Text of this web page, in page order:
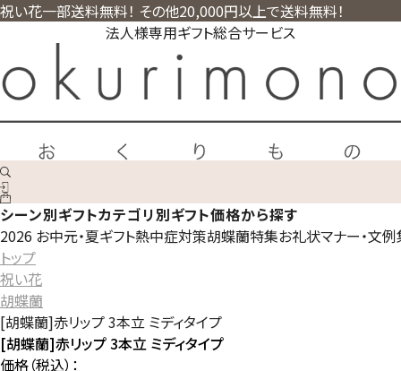
祝い花一部送料無料！ その他20,000円以上で送料無料！
法人様専用ギフト総合サービス
シーン別ギフトカテゴリ別ギフト価格から探す
2026 お中元・夏ギフト熱中症対策胡蝶蘭特集お礼状マナー・文
トップ
祝い花
胡蝶蘭
[胡蝶蘭]赤リップ 3本立 ミディタイプ
[胡蝶蘭]赤リップ 3本立 ミディタイプ
価格（税込）：